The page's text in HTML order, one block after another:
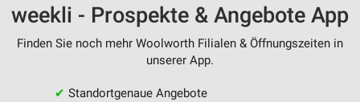
weekli - Prospekte & Angebote App
Finden Sie noch mehr Woolworth Filialen & Öffnungszeiten in
unserer App.
✔ Standortgenaue Angebote